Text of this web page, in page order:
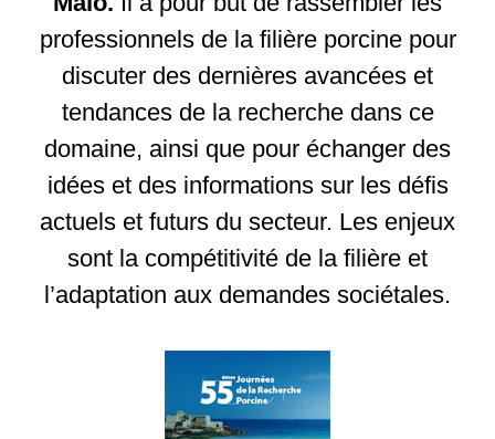
professionnels de la filière porcine pour
discuter des dernières avancées et
tendances de la recherche dans ce
domaine, ainsi que pour échanger des
idées et des informations sur les défis
actuels et futurs du secteur. Les enjeux
sont la compétitivité de la filière et
l’adaptation aux demandes sociétales.